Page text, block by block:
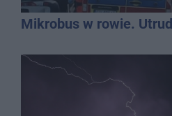
Mikrobus w rowie.